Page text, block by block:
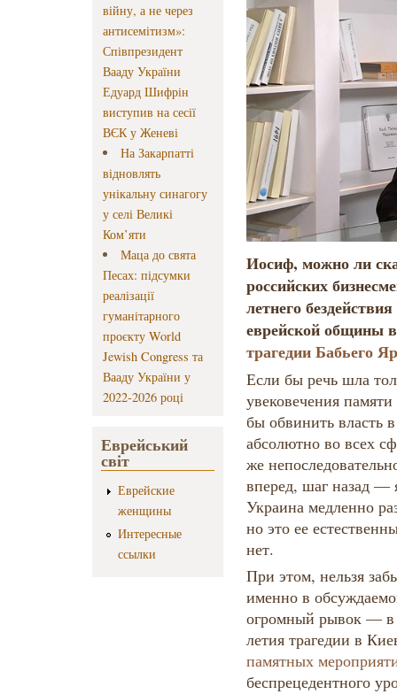
війну, а не через
антисемітизм»:
Співпрезидент
Вааду України
Едуард Шифрін
виступив на сесії
ВЄК у Женеві
На Закарпатті
відновлять
унікальну синагогу
у селі Великі
Ком’яти
Маца до свята
Песах: підсумки
реалізації
гуманітарного
проєкту World
Jewish Congress та
Вааду України у
2022-2026 році
Еврейський
світ
Еврейские
женщины
Интересные
ссылки
Иосиф, можно ли
российских
летнего
еврейской общины
трагедии Бабьего
Если бы речь шла
увековечения
бы обвинить власть
абсолютно во всех
же
вперед, шаг назад —
Украина медленно
но это ее
нет.
При этом, нельзя
именно в
огромный рывок — в
летия трагедии в
памятных
беспрецедентного